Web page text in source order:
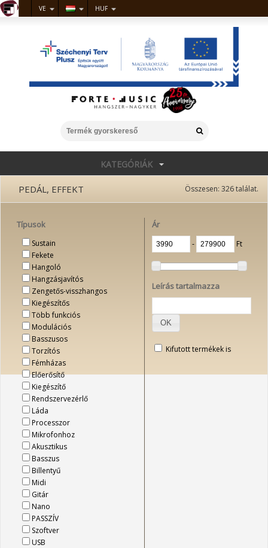
VE HUF
KATEGÓRIÁK
Összesen: 326találat.
PEDÁL, EFFEKT
Típusok
Sustain
Fekete
Hangoló
Hangzásjavítós
Zengetős-visszhangos
Kiegészítős
Több funkciós
Modulációs
Basszusos
Torzítós
Fémházas
Előerősítő
Kiegészítő
Rendszervezérlő
Láda
Processzor
Mikrofonhoz
Akusztikus
Basszus
Billentyű
Midi
Gitár
Nano
PASSZÍV
Szoftver
USB
Ár
‐ Ft
Leírás tartalmazza
OK
Kifutott termékek is